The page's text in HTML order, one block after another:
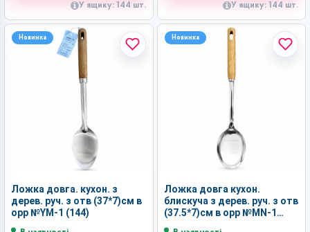
У ящику: 144 шт. У ящику: 144 шт.
Новинка
Ложка довга. кухон. з
дерев. руч. з отв (37*7)см в
орр №YM-1 (144)
Новинка
Ложка довга кухон.
блискуча з дерев. руч. з отв
(37.5*7)см в орр №MN-1